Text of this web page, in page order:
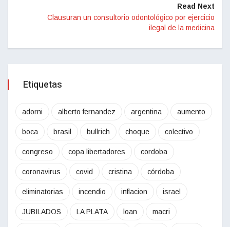
Read Next
Clausuran un consultorio odontológico por ejercicio
ilegal de la medicina
Etiquetas
adorni alberto fernandez argentina aumento
boca brasil bullrich choque colectivo
congreso copa libertadores cordoba
coronavirus covid cristina córdoba
eliminatorias incendio inflacion israel
JUBILADOS LA PLATA loan macri